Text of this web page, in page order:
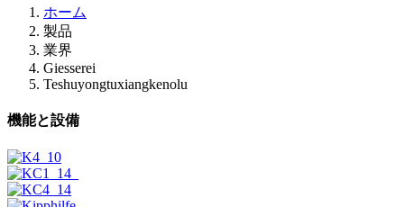
ホーム
製品
業界
Giesserei
Teshuyongtuxiangkenolu
機能と設備